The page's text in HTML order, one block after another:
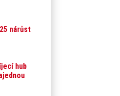
nárůst
hub